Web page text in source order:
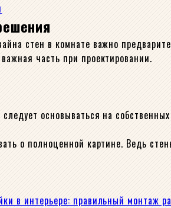
стен в комнате важно
часть при проектировании.
основываться на
о полноценной картине. Ведь
в интерьере: правильный монтаж